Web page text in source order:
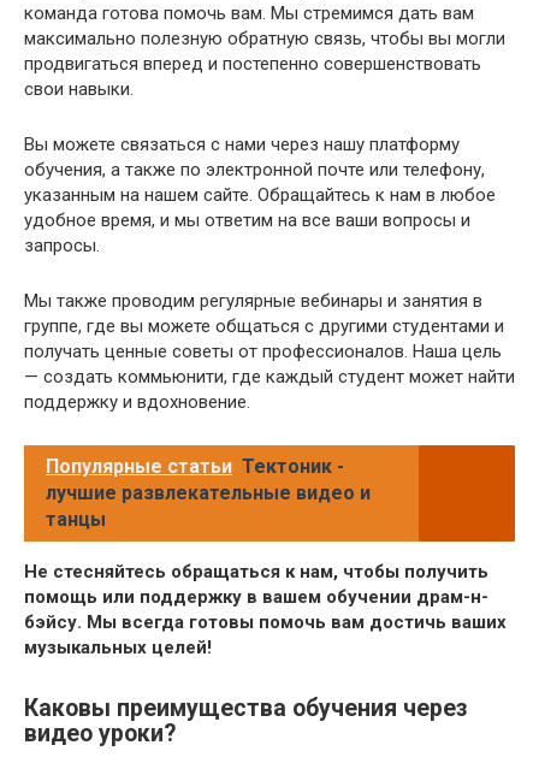
команда готова помочь вам. Мы стремимся дать вам
максимально полезную обратную связь, чтобы вы могли
продвигаться вперед и постепенно совершенствовать
свои навыки.
Вы можете связаться с нами через нашу платформу
обучения, а также по электронной почте или телефону,
указанным на нашем сайте. Обращайтесь к нам в любое
удобное время, и мы ответим на все ваши вопросы и
запросы.
Мы также проводим регулярные вебинары и занятия в
группе, где вы можете общаться с другими студентами и
получать ценные советы от профессионалов. Наша цель
— создать коммьюнити, где каждый студент может найти
поддержку и вдохновение.
Популярные статьи Тектоник -
лучшие развлекательные видео и
танцы
Не стесняйтесь обращаться к нам, чтобы получить
помощь или поддержку в вашем обучении драм-н-
бэйсу. Мы всегда готовы помочь вам достичь ваших
музыкальных целей!
Каковы преимущества обучения через
видео уроки?